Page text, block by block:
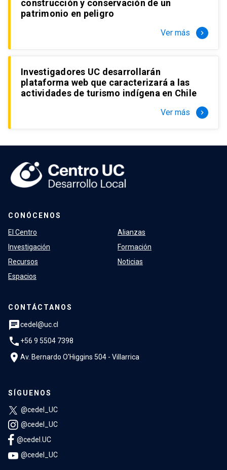
construcción y conservación de un
patrimonio en peligro
Ver más keyboard_arrow_right
Investigadores UC desarrollarán
plataforma web que caracterizará a las
actividades de turismo indígena en Chile
Ver más keyboard_arrow_right
CONÓCENOS
El Centro
Investigación
Recursos
Espacios
Alianzas
Formación
Noticias
CONTÁCTANOS
chatcedel@uc.cl
phone +56 9 5504 7398
location_on Av. Bernardo O'Higgins 504 - Villarrica
SÍGUENOS
@cedel_UC
@cedel_UC
@cedel.UC
@cedel_UC